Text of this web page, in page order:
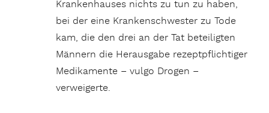
Krankenhauses nichts zu tun zu haben,
bei der eine Krankenschwester zu Tode
kam, die den drei an der Tat beteiligten
Männern die Herausgabe rezeptpflichtiger
Medikamente – vulgo Drogen –
verweigerte.